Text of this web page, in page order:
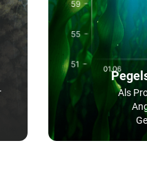
Als